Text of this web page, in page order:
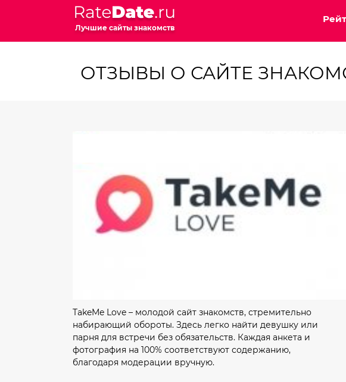
Лучшие сайты знакомств
ОТЗЫВЫ О САЙТЕ
TakeMe Love – молодой сайт знакомств, стремительно
набирающий обороты. Здесь легко найти девушку или
парня для встречи без обязательств. Каждая анкета и
фотография на 100% соответствуют содержанию,
благодаря модерации вручную.